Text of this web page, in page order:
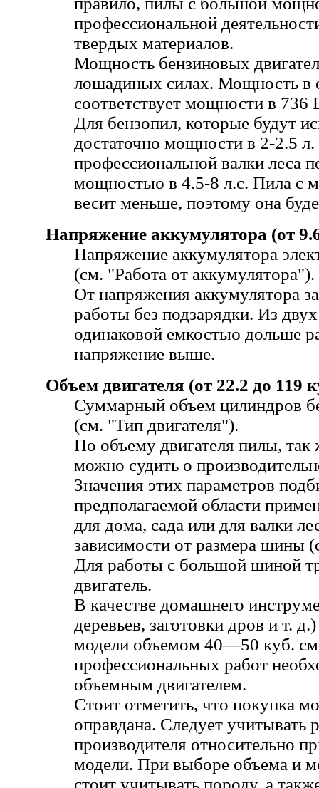
профессиональной
твердых материалов.
Мощность бензиновых
лошадиных силах. Мощность в
соответствует мощности в 736
Для бензопил, которые будут
достаточно мощности в 2-2.5 л.
профессиональной валки леса
мощностью в 4.5-8 л.с. Пила с
весит меньше, поэтому она
Напряжение аккумулятора (от
Напряжение аккумулятора
(см. "Работа от аккумулятора").
От напряжения аккумулятора
работы без подзарядки. Из
одинаковой емкостью дольше
напряжение выше.
Объем двигателя (от 22.2 до 119
Суммарный объем цилиндров
(см. "Тип двигателя").
По объему двигателя пилы,
можно судить о
Значения этих параметров
предполагаемой области
для дома, сада или для валки
зависимости от размера
Для работы с большой шиной
двигатель.
В качестве домашнего
деревьев, заготовки дров и т.
модели объемом 40—50 куб.
профессиональных работ
объемным двигателем.
Стоит отметить, что покупка
оправдана. Следует учитывать
производителя относительно
модели. При выборе объема и
стоит учитывать породу, а